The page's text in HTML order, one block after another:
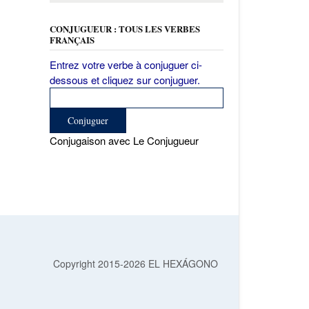
CONJUGUEUR : TOUS LES VERBES
FRANÇAIS
Entrez votre verbe à conjuguer ci-
dessous et cliquez sur conjuguer.
Conjugaison avec Le Conjugueur
Copyright 2015-2026 EL HEXÁGONO